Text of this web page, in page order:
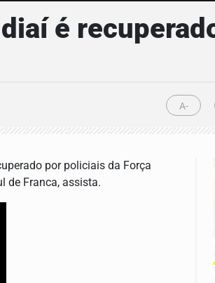
é
A-
por policiais da Força
de Franca, assista.